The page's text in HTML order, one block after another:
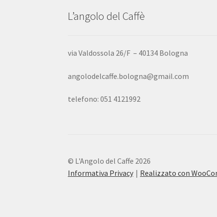
L’angolo del Caffè
via Valdossola 26/F – 40134 Bologna
angolodelcaffe.bologna@gmail.com
telefono: 051 4121992
© L'Angolo del Caffe 2026
Informativa Privacy
Realizzato con